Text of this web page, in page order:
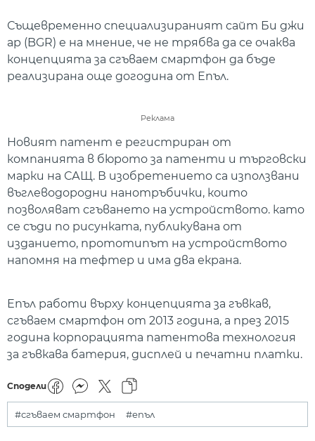
Същевременно специализираният сайт Би джи
ар (BGR) е на мнение, че не трябва да се очаква
концепцията за сгъваем смартфон да бъде
реализирана още догодина от Епъл.
Реклама
Новият патент е регистриран от
компанията в бюрото за патенти и търговски
марки на САЩ. В изобретението са използвани
въглеводородни нанотръбички, които
позволяват сгъването на устройството. като
се съди по рисунката, публикувана от
изданието, прототипът на устройството
напомня на тефтер и има два екрана.
Епъл работи върху концепцията за гъвкав,
сгъваем смартфон от 2013 година, а през 2015
година корпорацията патентова технология
за гъвкава батерия, дисплей и печатни платки.
Сподели
#сгъваем смартфон #епъл